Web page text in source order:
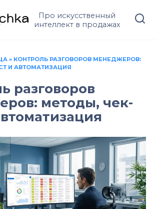
Про искусственный
интеллект в продажах
» КОНТРОЛЬ РАЗГОВОРОВ МЕНЕДЖЕРОВ:
И АВТОМАТИЗАЦИЯ
разговоров
методы, чек-